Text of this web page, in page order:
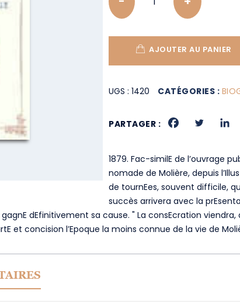
AJOUTER AU PANIER
UGS :1420 CATÉGORIES :
PARTAGER :
1879. Fac-similE de l’ouvrage
nomade de Molière, depuis
de tournEes, souvent difficile,
succès arrivera avec la
dEfinitivement sa cause. " La consEcration viendra,
et concision l’Epoque la moins connue de la vie de